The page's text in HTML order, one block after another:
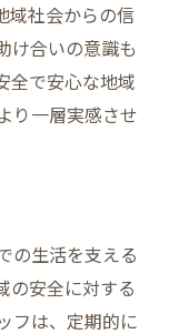
域社会からの信
け合いの意識も
全で安心な地域
り一層実感させ
の生活を支える
の安全に対する
フは、定期的に